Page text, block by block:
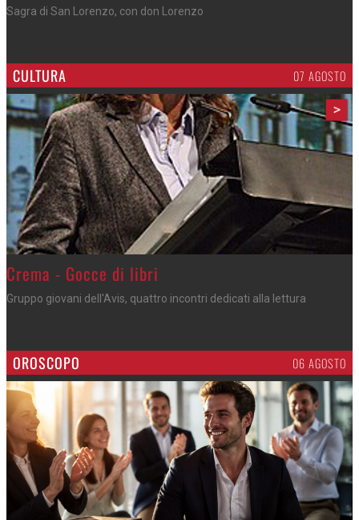
Cosa fare questi giorni nel Cremasco
CULTURA 07 AGOSTO
>
Crema - Gocce di libri
Gruppo giovani dell'Avis, quattro incontri dedicati alla lettura
OROSCOPO 06 AGOSTO